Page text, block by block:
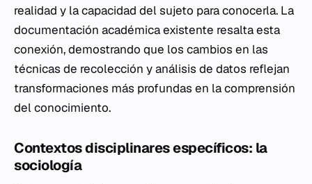
realidad y la capacidad del sujeto para conocerla. La
documentación académica existente resalta esta
conexión, demostrando que los cambios en las
técnicas de recolección y análisis de datos reflejan
transformaciones más profundas en la comprensión
del conocimiento.
Contextos disciplinares específicos: la
sociología